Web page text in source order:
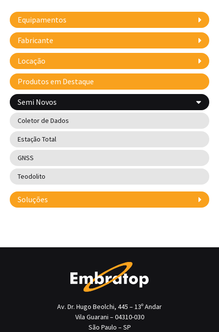
Equipamentos
Fabricante
Locação
Produtos em Destaque
Semi Novos
Coletor de Dados
Estação Total
GNSS
Teodolito
Soluções
Av. Dr. Hugo Beolchi, 445 – 13º Andar
Vila Guarani – 04310-030
São Paulo – SP